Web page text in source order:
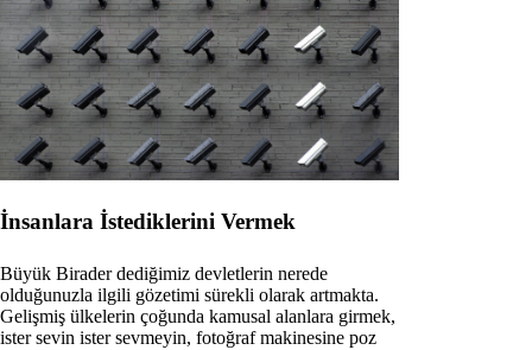
İnsanlara İstediklerini Vermek
Büyük Birader dediğimiz devletlerin nerede
olduğunuzla ilgili gözetimi sürekli olarak artmakta.
Gelişmiş ülkelerin çoğunda kamusal alanlara girmek,
ister sevin ister sevmeyin, fotoğraf makinesine poz